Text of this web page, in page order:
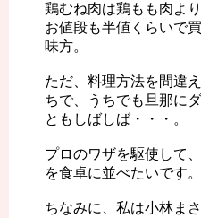
鶏むね肉は鶏もも肉よ
お値段も半値くらいで
味方。
ただ、料理方法を間違
ちで、うちでも旦那に
ともしばしば・・・。
プロのワザを駆使して
を食卓に並べたいです。
ちなみに、私は小林ま